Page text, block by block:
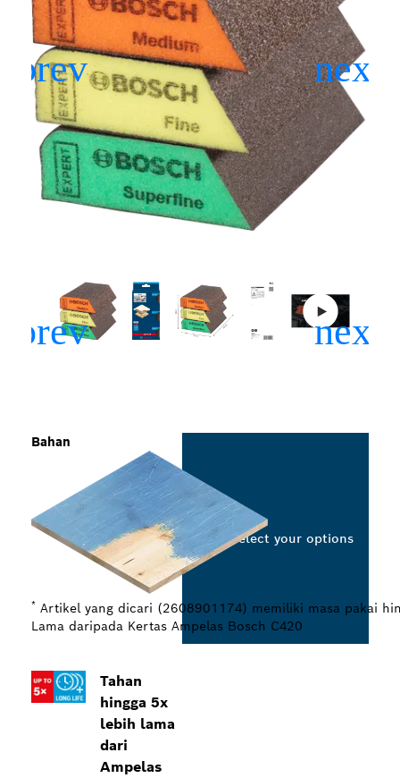
Tahan
hingga 5x
lebih lama
dari
Ampelas
Bahan
* Artikel yang dicari (2608901174) memiliki masa pakai
Lama daripada Kertas Ampelas Bosch C420
Select your options